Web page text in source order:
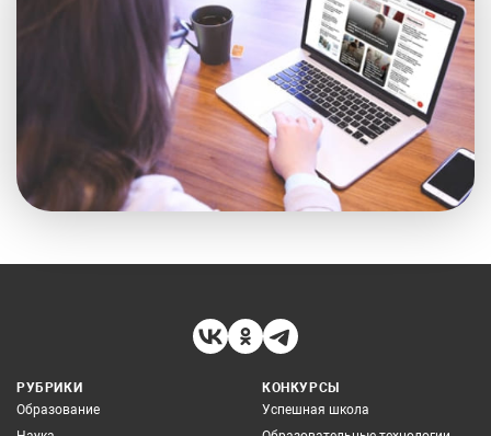
РУБРИКИ
Образование
КОНКУРСЫ
Успешная школа